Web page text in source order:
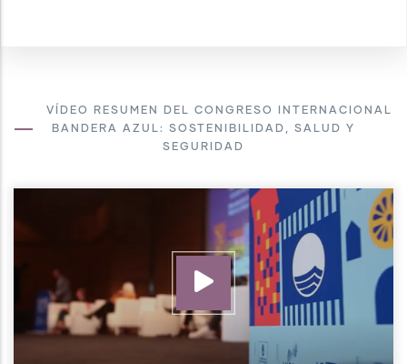
VÍDEO RESUMEN DEL CONGRESO INTERNACIONAL
BANDERA AZUL: SOSTENIBILIDAD, SALUD Y
SEGURIDAD